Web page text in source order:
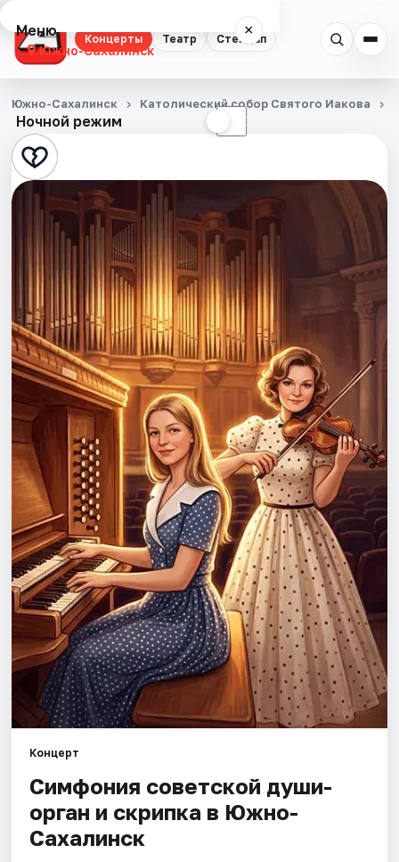
Концерты Театр Стендап
Меню ×
Южно-Сахалинск
Концерты
Театр
Стендап
События
Города
Площадки
Артисты
Рейтинги
Ночной режим ☾
Южно-Сахалинск Католический собор Святого Иакова
Концерт
Симфония советской души-
орган и скрипка в Южно-
Сахалинск